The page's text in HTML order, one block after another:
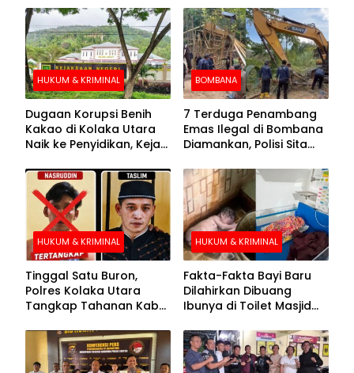
HUKUM & KRIMINAL
Dugaan Korupsi Benih
Kakao di Kolaka Utara
Naik ke Penyidikan, Kejari
BOMBANA
7 Terduga Penambang
Emas Ilegal di Bombana
Diamankan, Polisi Sita
Crusher
HUKUM & KRIMINAL
Tinggal Satu Buron,
Polres Kolaka Utara
Tangkap Tahanan Kabur
Pengejaran
HUKUM & KRIMINAL
Fakta-Fakta Bayi Baru
Dilahirkan Dibuang
Ibunya di Toilet Masjid